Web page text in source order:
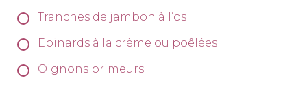
Tranches de jambon à l’os
Epinards à la crème ou poêlées
Oignons primeurs